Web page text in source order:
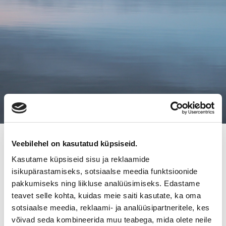
Veebilehel on kasutatud küpsiseid.
Kasutame küpsiseid sisu ja reklaamide
isikupärastamiseks, sotsiaalse meedia funktsioonide
pakkumiseks ning liikluse analüüsimiseks. Edastame
teavet selle kohta, kuidas meie saiti kasutate, ka oma
sotsiaalse meedia, reklaami- ja analüüsipartneritele, kes
võivad seda kombineerida muu teabega, mida olete neile
YRITYSKAUPPAILTA TAMPEREELLA
YLEISÖMENESTYS
Yrityskauppailta sai omistajanvaihdoksista kiinnostuneet
liikkeelle. 120 ilmoittautuneesta paikalle saapui noin sata
kuulijaa meneillään olevista olympialaisista huolimatta.